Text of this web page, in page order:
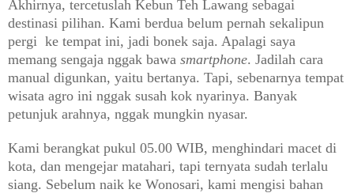
Akhirnya, tercetuslah Kebun Teh Lawang sebagai
destinasi pilihan. Kami berdua belum pernah sekalipun
pergi ke tempat ini, jadi bonek saja. Apalagi saya
memang sengaja nggak bawa smartphone. Jadilah cara
manual digunkan, yaitu bertanya. Tapi, sebenarnya tempat
wisata agro ini nggak susah kok nyarinya. Banyak
petunjuk arahnya, nggak mungkin nyasar.
Kami berangkat pukul 05.00 WIB, menghindari macet di
kota, dan mengejar matahari, tapi ternyata sudah terlalu
siang. Sebelum naik ke Wonosari, kami mengisi bahan